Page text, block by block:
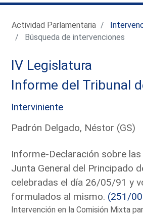
Actividad Parlamentaria
Búsqueda de intervenciones
IV Legislatura
Informe del Tribunal
Interviniente
Padrón Delgado, Néstor (GS)
Informe-Declaración sobre las
Junta General del Principado
celebradas el día 26/05/91 y
formulados al mismo. (251/
Intervención en la Comisión Mixta